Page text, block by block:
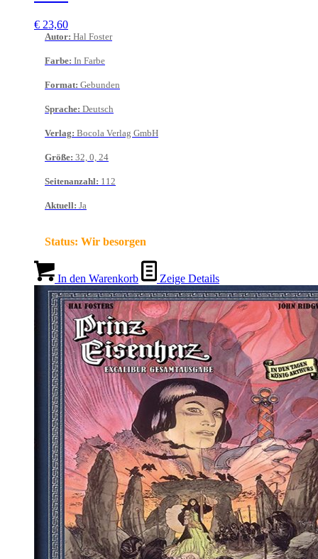
€ 23,60
Autor: Hal Foster
Farbe: In Farbe
Format: Gebunden
Sprache: Deutsch
Verlag: Bocola Verlag GmbH
Größe: 32, 0, 24
Seitenanzahl: 112
Aktuell: Ja
Status: Wir besorgen
In den Warenkorb Zeige Details